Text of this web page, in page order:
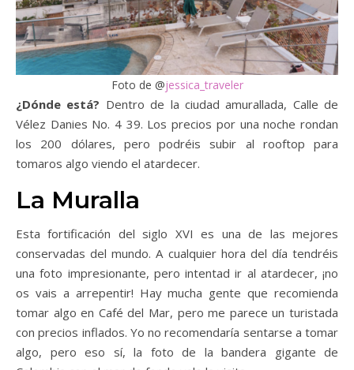
Foto de @jessica_traveler
¿Dónde está? Dentro de la ciudad amurallada, Calle de
Vélez Danies No. 4 39. Los precios por una noche rondan
los 200 dólares, pero podréis subir al rooftop para
tomaros algo viendo el atardecer.
La Muralla
Esta fortificación del siglo XVI es una de las mejores
conservadas del mundo. A cualquier hora del día tendréis
una foto impresionante, pero intentad ir al atardecer, ¡no
os vais a arrepentir! Hay mucha gente que recomienda
tomar algo en Café del Mar, pero me parece un turistada
con precios inflados. Yo no recomendaría sentarse a tomar
algo, pero eso sí, la foto de la bandera gigante de